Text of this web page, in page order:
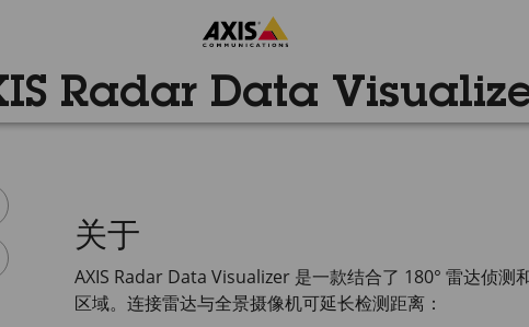
Radar Data
关于
AXIS Radar Data Visualizer 是一款结合了 180° 雷达侦测
区域。连接雷达与全景摄像机可延长检测距离：